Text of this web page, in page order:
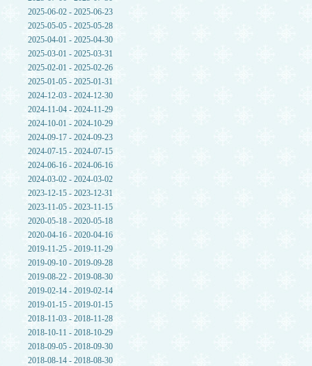
2025-06-02 - 2025-06-23
2025-05-05 - 2025-05-28
2025-04-01 - 2025-04-30
2025-03-01 - 2025-03-31
2025-02-01 - 2025-02-26
2025-01-05 - 2025-01-31
2024-12-03 - 2024-12-30
2024-11-04 - 2024-11-29
2024-10-01 - 2024-10-29
2024-09-17 - 2024-09-23
2024-07-15 - 2024-07-15
2024-06-16 - 2024-06-16
2024-03-02 - 2024-03-02
2023-12-15 - 2023-12-31
2023-11-05 - 2023-11-15
2020-05-18 - 2020-05-18
2020-04-16 - 2020-04-16
2019-11-25 - 2019-11-29
2019-09-10 - 2019-09-28
2019-08-22 - 2019-08-30
2019-02-14 - 2019-02-14
2019-01-15 - 2019-01-15
2018-11-03 - 2018-11-28
2018-10-11 - 2018-10-29
2018-09-05 - 2018-09-30
2018-08-14 - 2018-08-30